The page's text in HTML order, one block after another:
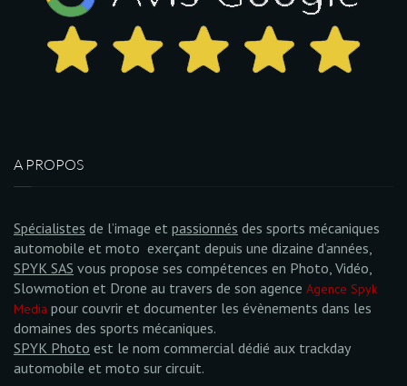
A PROPOS
Spécialistes de l’image et passionnés des sports mécaniques
automobile et moto exerçant depuis une dizaine d’années,
SPYK SAS vous propose ses compétences en Photo, Vidéo,
Slowmotion et Drone au travers de son agence Agence Spyk
Media pour couvrir et documenter les évènements dans les
domaines des sports mécaniques.
SPYK Photo est le nom commercial dédié aux trackday
automobile et moto sur circuit.